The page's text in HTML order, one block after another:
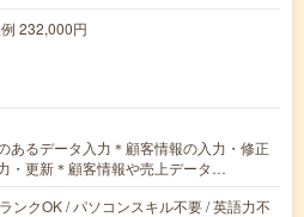
232,000円
あるデータ入力＊顧客情報の入力・修正
・更新＊顧客情報や売上データ…
ンクOK / パソコンスキル不要 / 英語力不